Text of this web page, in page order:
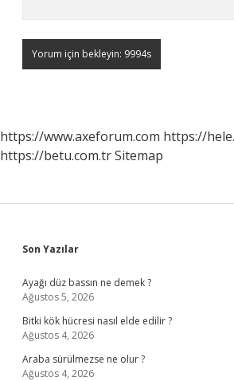
https://www.axeforum.com https://
https://betu.com.trSitemap
Sidebar
Son Yazılar
Ayağı düz bassın ne demek ?
Ağustos 5, 2026
Bitki kök hücresi nasıl elde edilir ?
Ağustos 4, 2026
Araba sürülmezse ne olur ?
Ağustos 4, 2026